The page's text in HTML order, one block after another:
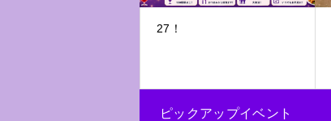
27！
ピックアップイベント